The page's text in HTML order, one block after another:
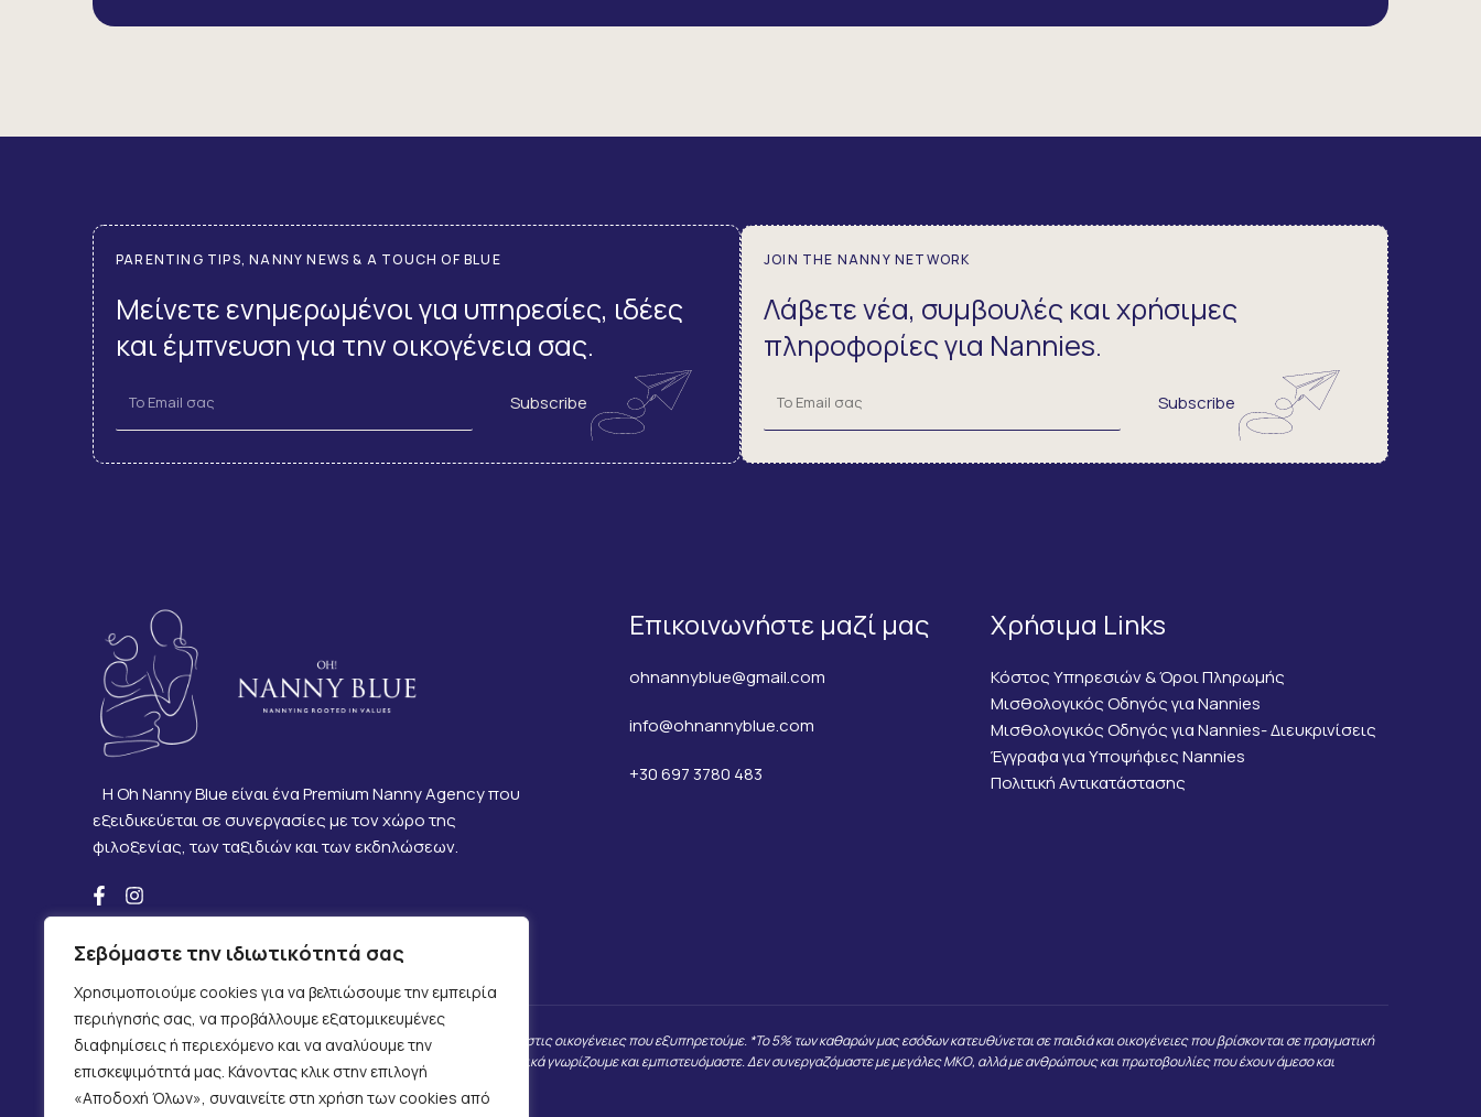
Σεβόμαστε την ιδιωτικότητά σας
Χρησιμοποιούμε cookies για να βελτιώσουμε την εμπειρία
περιήγησής σας, να προβάλλουμε εξατομικευμένες
διαφημίσεις ή περιεχόμενο και να αναλύουμε την
επισκεψιμότητά μας. Κάνοντας κλικ στην επιλογή
«Αποδοχή Όλων», συναινείτε στη χρήση των cookies από
PARENTING TIPS, NANNY NEWS & A TOUCH OF BLUE
Μείνετε ενημερωμένοι για υπηρεσίες, ιδέες
και έμπνευση για την οικογένεια σας.
Subscribe
JOIN THE NANNY NETWORK
Λάβετε νέα, συμβουλές και χρήσιμες
πληροφορίες για Nannies.
Subscribe
Η Oh Nanny Blue είναι ένα Premium Nanny Agency που
εξειδικεύεται σε συνεργασίες με τον χώρο της
φιλοξενίας, των ταξιδιών και των εκδηλώσεων.
Επικοινωνήστε μαζί μας
ohnannyblue@gmail.com
info@ohnannyblue.com
+30 697 3780 483
Χρήσιμα Links
Κόστος Υπηρεσιών & Όροι Πληρωμής
Μισθολογικός Οδηγός για Nannies
Μισθολογικός Οδηγός για Nannies- Διευκρινίσεις
Έγγραφα για Υποψήφιες Nannies
Πολιτική Αντικατάστασης
Στην Oh Nanny Blue, πιστεύουμε ότι η φροντίδα δεν περιορίζεται μόνο στις οικογένειες που εξυπηρετούμε. *Το 5% των καθαρών μας εσόδων κατευθύνεται σε παιδιά και οικογένειες που βρίσκονται σε πραγματική
ανάγκη, καθώς και σε επιλεγμένες φιλανθρωπικές δράσεις που προσωπικά γνωρίζουμε και εμπιστευόμαστε. Δεν συνεργαζόμαστε με μεγάλες ΜΚΟ, αλλά με ανθρώπους και πρωτοβουλίες που έχουν άμεσο και
μετρήσιμο αντίκτυπο.